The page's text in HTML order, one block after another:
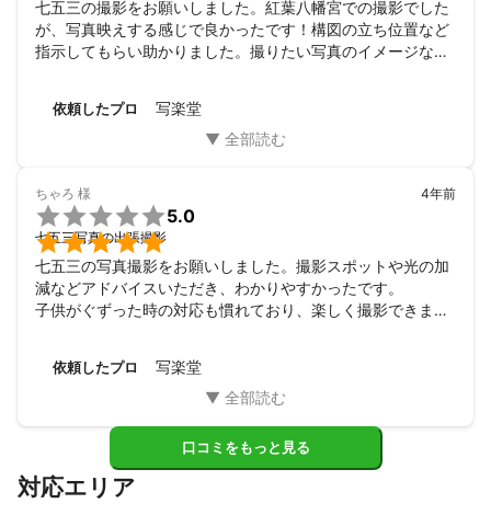
ら思い出に残る1日を過ごせました。
また5歳や7歳、今後のイベント事などでも是非お願いしたい
です。
七五三の撮影をお願いしました。紅葉八幡宮での撮影でした
が、写真映えする感じで良かったです！構図の立ち位置など
指示してもらい助かりました。撮りたい写真のイメージなど
いました。
依頼したプロ 写楽堂
ちゃろ 様


5.0
七五三写真の出張撮影
4年前
七五三の写真撮影をお願いしました。撮影スポットや光の加
減などアドバイスいただき、わかりやすかったです。
子供がぐずった時の対応も慣れており、楽しく撮影できまし
依頼したプロ 写楽堂
口コミをもっと見る
対応エリア